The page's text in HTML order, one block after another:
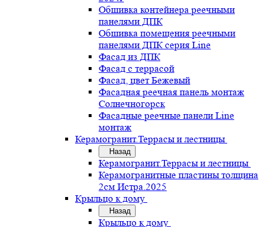
Обшивка контейнера реечными
панелями ДПК
Обшивка помещения реечными
панелями ДПК серия Line
Фасад из ДПК
Фасад с террасой
Фасад, цвет Бежевый
Фасадная реечная панель монтаж
Солнечногорск
Фасадные реечные панели Line
монтаж
Керамогранит.Террасы и лестницы
Назад
Керамогранит.Террасы и лестницы
Керамогранитные пластины толщина
2см Истра.2025
Крыльцо к дому
Назад
Крыльцо к дому